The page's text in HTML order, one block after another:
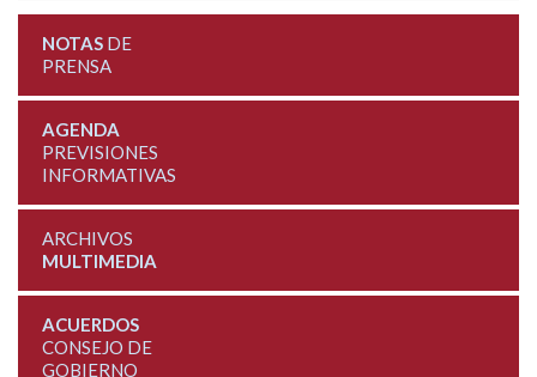
NOTASDE
PRENSA
AGENDA
PREVISIONES
INFORMATIVAS
ARCHIVOS
MULTIMEDIA
ACUERDOS
CONSEJO DE
GOBIERNO